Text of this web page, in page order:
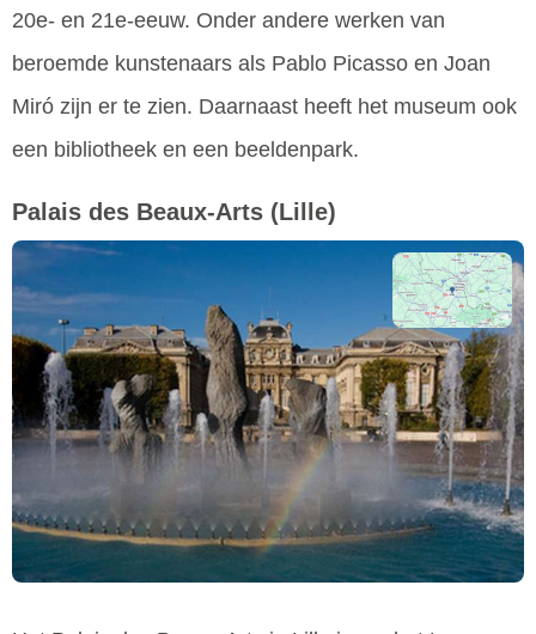
20e- en 21e-eeuw. Onder andere werken van
beroemde kunstenaars als Pablo Picasso en Joan
Miró zijn er te zien. Daarnaast heeft het museum ook
een bibliotheek en een beeldenpark.
Palais des Beaux-Arts (Lille)